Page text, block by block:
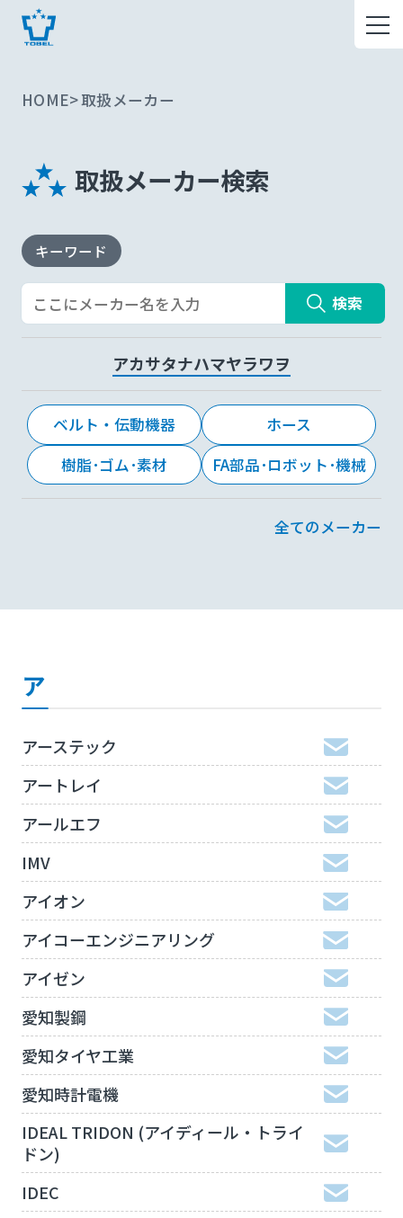
HOME 取扱メーカー
取扱メーカー検索
キーワード
検索
アカサタナハマヤラワヲ
ベルト・伝動機器
ホース
樹脂･ゴム･素材
FA部品･ロボット･機械
全てのメーカー
ア
アーステック
アートレイ
アールエフ
IMV
アイオン
アイコーエンジニアリング
アイゼン
愛知製鋼
愛知タイヤ工業
愛知時計電機
IDEAL TRIDON (アイディール・トライ
ドン)
IDEC